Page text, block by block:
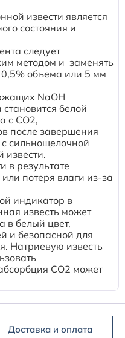
извести является
состояния и
следует
методом и заменять
объема или 5 мм
NaOH
белой
с CO2,
после завершения
сильнощелочной
извести.
в результате
потеря влаги из-за
индикатор в
известь может
в белый цвет,
и безопасной для
Натриевую известь
CO2 может
Доставка и оплата